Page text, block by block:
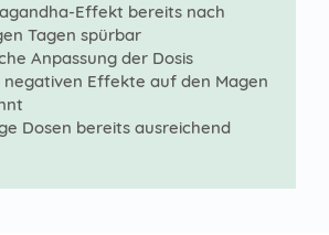
Effekt bereits nach
Tagen spürbar
Anpassung der Dosis
negativen Effekte auf den Magen
Dosen bereits ausreichend